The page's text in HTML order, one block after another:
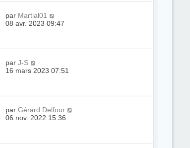
par Martial01
08 avr. 2023 09:47
parJ-S
16 mars 2023 07:51
parGérard.Delfour
06 nov. 2022 15:36